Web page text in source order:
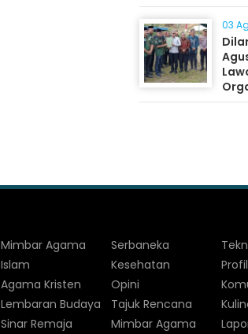
03
Mimbar Agama
Islam
Agama Kristen
Lembaran Budaya
Sinar Remaja
Serbaneka
Kesehatan
Opini
Tajuk Rencana
Mimbar Agama
Profil